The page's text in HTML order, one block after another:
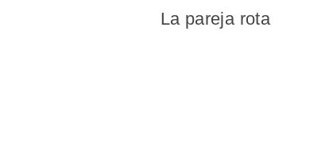
La pareja rota